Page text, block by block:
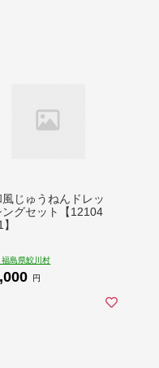
風じゅうねんドレッ
ングセット【12104
福島県鮫川村
円